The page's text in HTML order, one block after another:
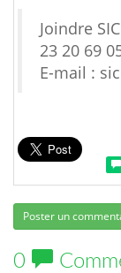
Joindre
23 20 69
E-mail :
Poster un
0